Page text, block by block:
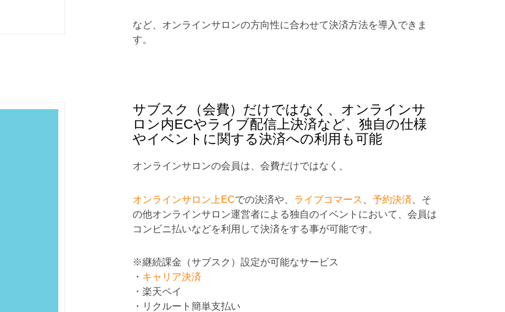
など、オンラインサロンの方向性に合わせて決済方法を導入できま
す。
サブスク（会費）だけではなく、オンラインサ
ロン内ECやライブ配信上決済など、独自の仕様
やイベントに関する決済への利用も可能
オンラインサロンの会員は、会費だけではなく、
オンラインサロン上ECでの決済や、 ライブコマース 予約決済 、そ
の他オンラインサロン運営者による独自のイベントにおいて、会員は
コンビニ払いなどを利用して決済をする事が可能です。
※継続課金（サブスク）設定が可能なサービス
・ キャリア決済
・楽天ペイ
・リクルート簡単支払い